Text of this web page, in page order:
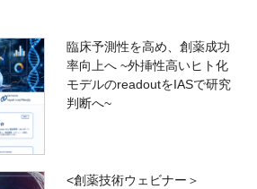
臨床予測性を高め、創薬成功
率向上へ ~外挿性高いヒト化
モデルのreadoutをIASで研究
判断へ~
<創薬技術ウェビナー＞